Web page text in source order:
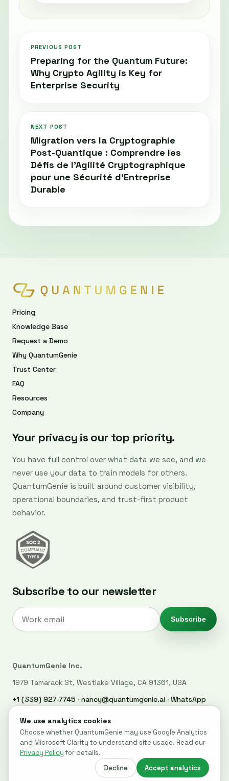
PREVIOUS POST
Preparing for the Quantum Future:
Why Crypto Agility is Key for
Enterprise Security
NEXT POST
Migration vers la Cryptographie
Post-Quantique : Comprendre les
Défis de l'Agilité Cryptographique
pour une Sécurité d’Entreprise
Durable
Pricing
Knowledge Base
Request a Demo
Why QuantumGenie
Trust Center
FAQ
Resources
Company
Your privacy is our top priority.
You have full control over what data we see, and we
never use your data to train models for others.
QuantumGenie is built around customer visibility,
operational boundaries, and trust-first product
behavior.
Subscribe to our newsletter
Subscribe
QuantumGenie Inc.
1979 Tamarack St, Westlake Village, CA 91361, USA
+1 (339) 927-7745 · nancy@quantumgenie.ai · WhatsApp
LinkedIn
Privacy Policy · Trust Center
Cookie settings
© 2026 QuantumGenie. All rights reserved.
Built for post-quantum readiness across websites, code, and